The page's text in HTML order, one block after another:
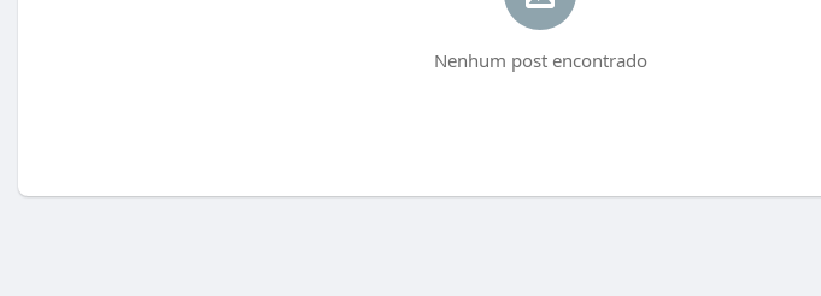
Nenhum post encontrado